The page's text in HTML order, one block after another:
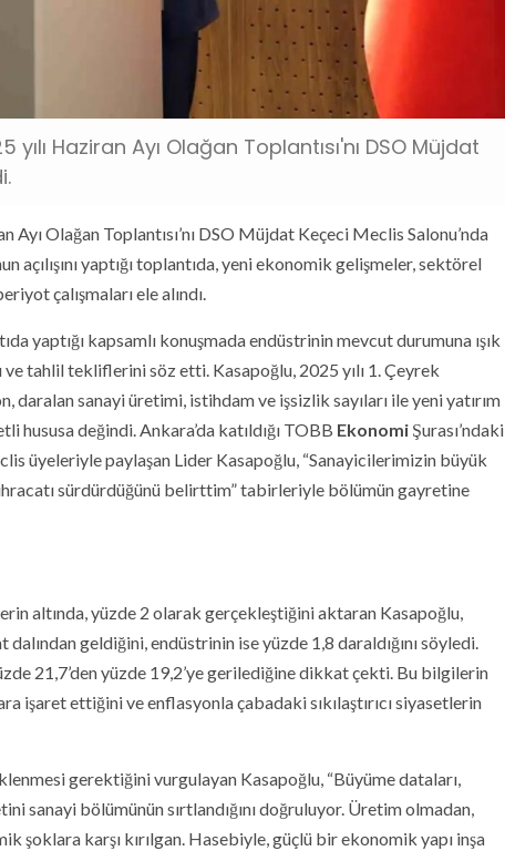
Haziran Ayı Olağan Toplantısı'nı DSO Müjdat
Olağan Toplantısı’nı DSO Müjdat Keçeci Meclis Salonu’nda
açılışını yaptığı toplantıda, yeni ekonomik gelişmeler, sektörel
çalışmaları ele alındı.
yaptığı kapsamlı konuşmada endüstrinin mevcut durumuna ışık
ve tahlil tekliflerini söz etti. Kasapoğlu, 2025 yılı 1. Çeyrek
daralan sanayi üretimi, istihdam ve işsizlik sayıları ile yeni yatırım
değindi. Ankara’da katıldığı TOBB Ekonomi Şurası’ndaki
üyeleriyle paylaşan Lider Kasapoğlu, “Sanayicilerimizin büyük
sürdürdüğünü belirttim” tabirleriyle bölümün gayretine
altında, yüzde 2 olarak gerçekleştiğini aktaran Kasapoğlu,
geldiğini, endüstrinin ise yüzde 1,8 daraldığını söyledi.
21,7’den yüzde 19,2’ye gerilediğine dikkat çekti. Bu bilgilerin
ettiğini ve enflasyonla çabadaki sıkılaştırıcı siyasetlerin
gerektiğini vurgulayan Kasapoğlu, “Büyüme dataları,
sanayi bölümünün sırtlandığını doğruluyor. Üretim olmadan,
şoklara karşı kırılgan. Hasebiyle, güçlü bir ekonomik yapı inşa